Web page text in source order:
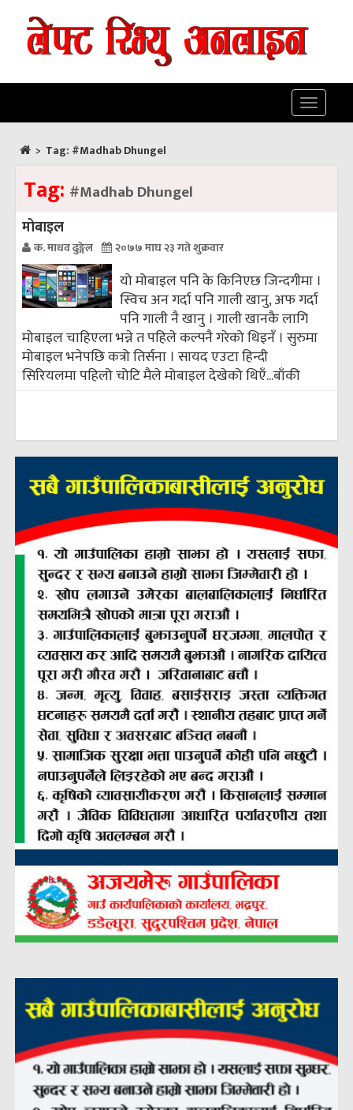
Toggle
> Tag: #Madhab Dhungel
Tag: #Madhab Dhungel
मोबाइल
क. माधव ढुङ्गेल २०७७ माघ २३ गते शुक्रवार
यो मोबाइल पनि के किनिएछ जिन्दगीमा ।
स्विच अन गर्दा पनि गाली खानु, अफ गर्दा
पनि गाली नै खानु । गाली खानकै लागि
मोबाइल चाहिएला भन्ने त पहिले कल्पनै गरेको थिइनँ । सुरुमा
मोबाइल भनेपछि कत्रो तिर्सना । सायद एउटा हिन्दी
सिरियलमा पहिलो चोटि मैले मोबाइल देखेको थिएँ...बाँकी